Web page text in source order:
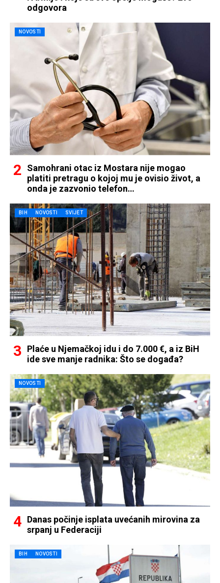
odgovora
NOVOSTI
Samohrani otac iz Mostara nije mogao
platiti pretragu o kojoj mu je ovisio život, a
onda je zazvonio telefon…
BIH NOVOSTI SVIJET
Plaće u Njemačkoj idu i do 7.000 €, a iz BiH
ide sve manje radnika: Što se događa?
NOVOSTI
Danas počinje isplata uvećanih mirovina za
srpanj u Federaciji
BIH NOVOSTI